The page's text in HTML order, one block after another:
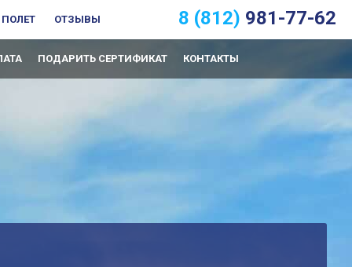
8 (812) 981-77-62
ОТЗЫВЫ
ПОДАРИТЬ СЕРТИФИКАТ КОНТАКТЫ